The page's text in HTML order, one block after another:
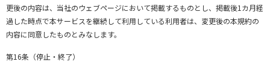
更後の内容は、当社のウェブページにおいて掲載するものとし、掲載後1カ月経
過した時点で本サービスを継続して利用している利用者は、変更後の本規約の
内容に同意したものとみなします。
第16条（停止・終了）